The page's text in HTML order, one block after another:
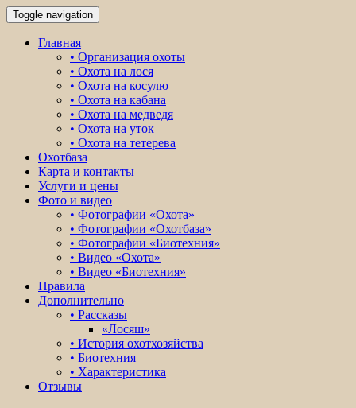
Toggle navigation
Главная
• Организация охоты
• Охота на лося
• Охота на косулю
• Охота на кабана
• Охота на медведя
• Охота на уток
• Охота на тетерева
Охотбаза
Карта и контакты
Услуги и цены
Фото и видео
• Фотографии «Охота»
• Фотографии «Охотбаза»
• Фотографии «Биотехния»
• Видео «Охота»
• Видео «Биотехния»
Правила
Дополнительно
• Рассказы
«Лосяш»
• История охотхозяйства
• Биотехния
• Характеристика
Отзывы